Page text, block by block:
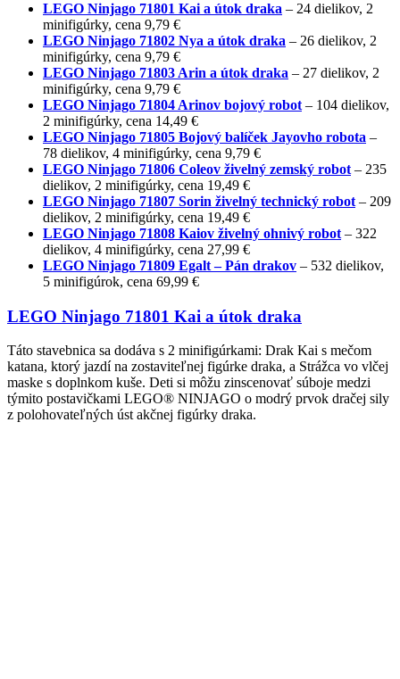
LEGO Ninjago 71801 Kai a útok draka – 24 dielikov, 2
minifigúrky, cena 9,79 €
LEGO Ninjago 71802 Nya a útok draka – 26 dielikov, 2
minifigúrky, cena 9,79 €
LEGO Ninjago 71803 Arin a útok draka – 27 dielikov, 2
minifigúrky, cena 9,79 €
LEGO Ninjago 71804 Arinov bojový robot – 104 dielikov,
2 minifigúrky, cena 14,49 €
LEGO Ninjago 71805 Bojový balíček Jayovho robota –
78 dielikov, 4 minifigúrky, cena 9,79 €
LEGO Ninjago 71806 Coleov živelný zemský robot – 235
dielikov, 2 minifigúrky, cena 19,49 €
LEGO Ninjago 71807 Sorin živelný technický robot – 209
dielikov, 2 minifigúrky, cena 19,49 €
LEGO Ninjago 71808 Kaiov živelný ohnivý robot – 322
dielikov, 4 minifigúrky, cena 27,99 €
LEGO Ninjago 71809 Egalt – Pán drakov – 532 dielikov,
5 minifigúrok, cena 69,99 €
LEGO Ninjago 71801 Kai a útok draka
Táto stavebnica sa dodáva s 2 minifigúrkami: Drak Kai s mečom
katana, ktorý jazdí na zostaviteľnej figúrke draka, a Strážca vo vlčej
maske s doplnkom kuše. Deti si môžu zinscenovať súboje medzi
týmito postavičkami LEGO® NINJAGO o modrý prvok dračej sily
z polohovateľných úst akčnej figúrky draka.